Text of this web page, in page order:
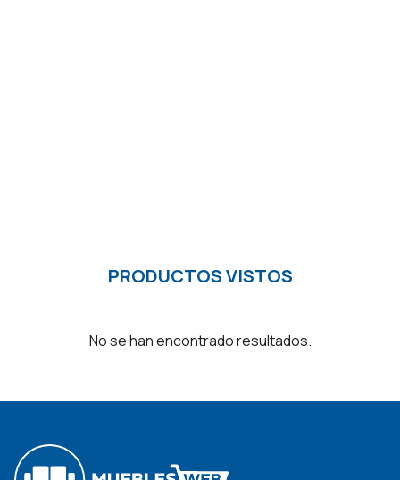
PRODUCTOS VISTOS
No se han encontrado resultados.